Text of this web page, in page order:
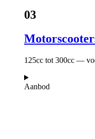
03
125cc tot 300cc —
Aanbod